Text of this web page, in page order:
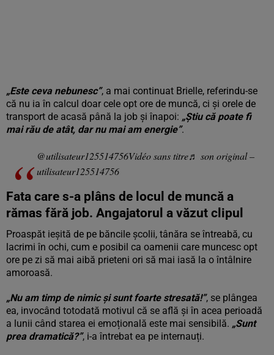
„Este ceva nebunesc”, a mai continuat Brielle, referindu-se
că nu ia în calcul doar cele opt ore de muncă, ci și orele de
transport de acasă până la job și înapoi: „Știu că poate fi
mai rău de atât, dar nu mai am energie”.
@utilisateur125514756Vidéo sans titre♬ son original –
utilisateur125514756
Fata care s-a plâns de locul de muncă a
rămas fără job. Angajatorul a văzut clipul
Proaspăt ieșită de pe băncile școlii, tânăra se întreabă, cu
lacrimi în ochi, cum e posibil ca oamenii care muncesc opt
ore pe zi să mai aibă prieteni ori să mai iasă la o întâlnire
amoroasă.
„Nu am timp de nimic și sunt foarte stresată!”, se plângea
ea, invocând totodată motivul că se află și în acea perioadă
a lunii când starea ei emoțională este mai sensibilă. „Sunt
prea dramatică?”, i-a întrebat ea pe internauți.